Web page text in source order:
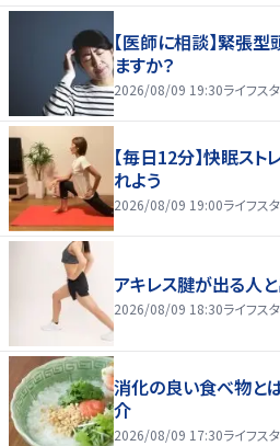
【医師に相談】緊張
ますか？
2026/08/09 19:30ライフス
【毎日12分】快眠ス
れよう
2026/08/09 19:00ライフス
アキレス腱が出る人
2026/08/09 18:30ライフス
消化の良い食べ物と
介
2026/08/09 17:30ライフス